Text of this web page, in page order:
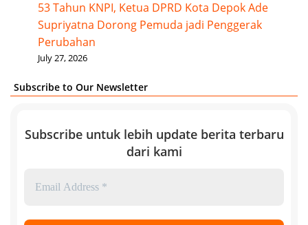
53 Tahun KNPI, Ketua DPRD Kota Depok Ade
Supriyatna Dorong Pemuda jadi Penggerak
Perubahan
July 27, 2026
Subscribe to Our Newsletter
Subscribe untuk lebih update berita terbaru
dari kami
Address